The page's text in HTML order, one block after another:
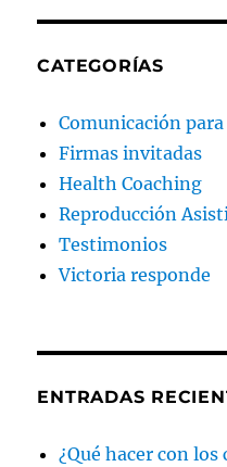
CATEGORÍAS
Comunicación
Firmas invitadas
Health Coaching
Reproducción
Testimonios
Victoria responde
ENTRADAS
¿Qué hacer con